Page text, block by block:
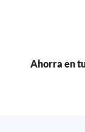
Ahorra en